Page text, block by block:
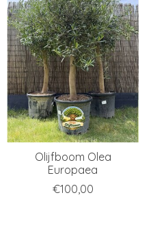
Olijfboom Olea
Europaea
€100,00